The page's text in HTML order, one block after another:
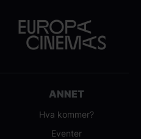
ANNET
Hva kommer?
Eventer